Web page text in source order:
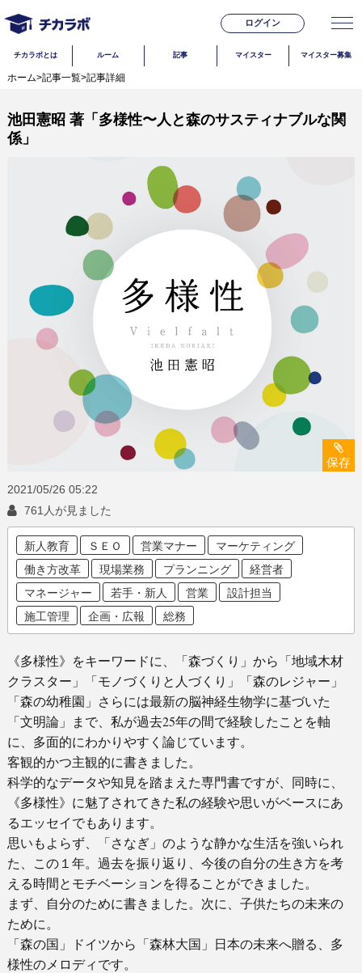
ログイン
チカラボとは ルーム 記事 マイスター マイスター募集
ホーム>記事一覧>記事詳細
池田憲昭 著「多様性〜人と森のサスティナブルな関
係」
保存
2021/05/26 05:22
761人が見ました
新人教育 ＳＥＯ 営業マナー
マーケティング
働き方改革
現場業務 プランニング
経営者
マネージャー
若手・新人 営業
設計担当
施工管理
企画・広報 総務
《多様性》をキーワードに、「森づくり」から「地域木材
クラスター」「モノづくりと人づくり」「森のレジャー」
「森の幼稚園」さらには最新の脳神経生物学に基づいた
「文明論」まで、私が過去25年の間で経験したことを軸
に、多面的にわかりやすく論じています。
客観的かつ主観的に書きました。
科学的なデータや知見を踏まえた専門書ですが、同時に、
《多様性》に魅了されてきた私の経験や思いがベースにあ
るエッセイでもあります。
思いもよらず、「さなぎ」のような静かな生活を強いられ
た、この１年。過去を振り返り、今後の自分の生き方を考
える時間とモチベーションを得ることができました。
まず、自分のために書きました。次に、子供たちの未来の
ために。
「森の国」ドイツから「森林大国」日本の未来へ贈る、多
様性のメロディです。